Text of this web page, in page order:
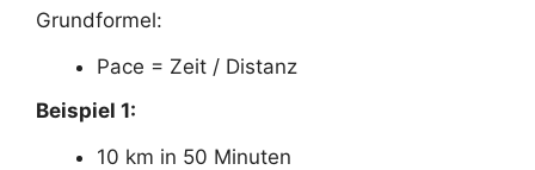
Grundformel:
Pace = Zeit / Distanz
Beispiel 1:
10 km in 50 Minuten